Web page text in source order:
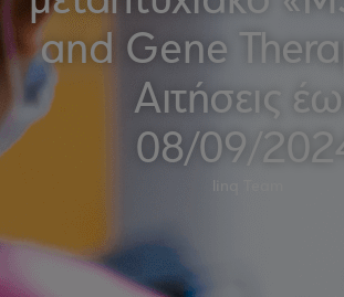
and Gene
Αιτήσεις
08/09/